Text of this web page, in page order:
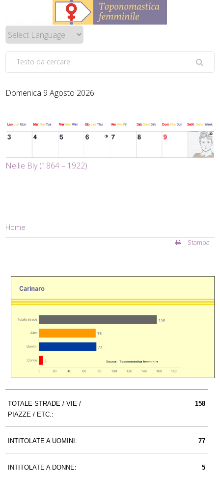
Domenica 9 Agosto 2026
Nellie Bly (1864 – 1922)
Home
Stampa
TOTALE STRADE / VIE /
PIAZZE / ETC.:
158
INTITOLATE A UOMINI: 77
INTITOLATE A DONNE: 5